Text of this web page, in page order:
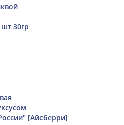
30гр
[Айсберри]